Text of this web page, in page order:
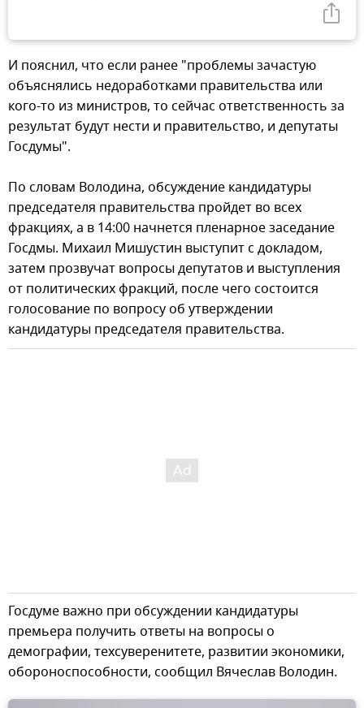
И пояснил, что если ранее "проблемы зачастую
объяснялись недоработками правительства или
кого-то из министров, то сейчас ответственность за
результат будут нести и правительство, и депутаты
Госдумы".
По словам Володина, обсуждение кандидатуры
председателя правительства пройдет во всех
фракциях, а в 14:00 начнется пленарное заседание
Госдмы. Михаил Мишустин выступит с докладом,
затем прозвучат вопросы депутатов и выступления
от политических фракций, после чего состоится
голосование по вопросу об утверждении
кандидатуры председателя правительства.
Госдуме важно при обсуждении кандидатуры
премьера получить ответы на вопросы о
демографии, техсуверенитете, развитии экономики,
обороноспособности, сообщил Вячеслав Володин.